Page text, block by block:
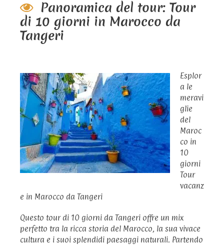
Panoramica del tour: Tour
di 10 giorni in Marocco da
Tangeri
Esplor
a le
meravi
glie
del
Maroc
co in
10
giorni
Tour
vacanz
e in Marocco da Tangeri
Questo tour di 10 giorni da Tangeri offre un mix
perfetto tra la ricca storia del Marocco, la sua vivace
cultura e i suoi splendidi paesaggi naturali. Partendo